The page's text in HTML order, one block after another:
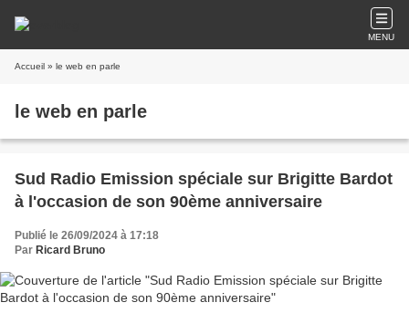
MENU
Accueil » le web en parle
le web en parle
Sud Radio Emission spéciale sur Brigitte Bardot
à l'occasion de son 90ème anniversaire
Publié le 26/09/2024 à 17:18
Par Ricard Bruno